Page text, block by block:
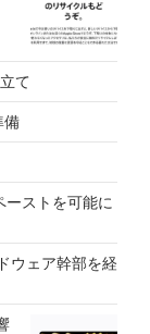
て
備
ストを可能に
ウェア幹部を経